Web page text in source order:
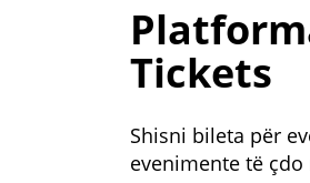
Tickets
Shisni bileta për
evenimente të çdo